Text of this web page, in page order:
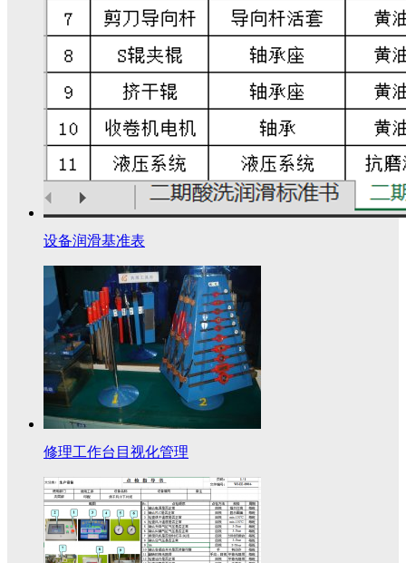
设备润滑基准表
修理工作台目视化管理